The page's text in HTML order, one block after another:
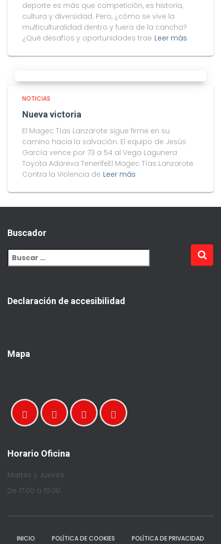
deporte es más que competición, es historia,
cultura y diversidad. Pero, ¿cómo se vive la
multiculturalidad dentro y fuera de la cancha?
¿Qué desafíos y oportunidades trae Leer más
NOTICIAS
Nueva victoria
El Magec Tías Lanzarote sigue firme en su
camino hacia la salvación. El equipo de Jesús
García vence por 73 a 54 al Vega Lagunera
Toyota Adareva TenerifeEl Magec Tías Lanzarote
Contra la Violencia de Leer más
Buscador
Declaración de accesibilidad
Mapa
Horario Oficina
Martes y Jueves
De 17:00 a 19:00
INICIO POLÍTICA DE COOKIES POLÍTICA DE PRIVACIDAD